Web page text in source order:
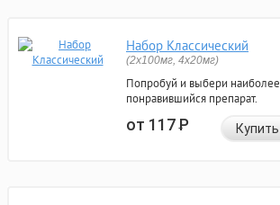
Набор Классический
(2x100мг, 4x20мг)
Попробуй и выбери наиболее
понравившийся препарат.
от 117Р Купить